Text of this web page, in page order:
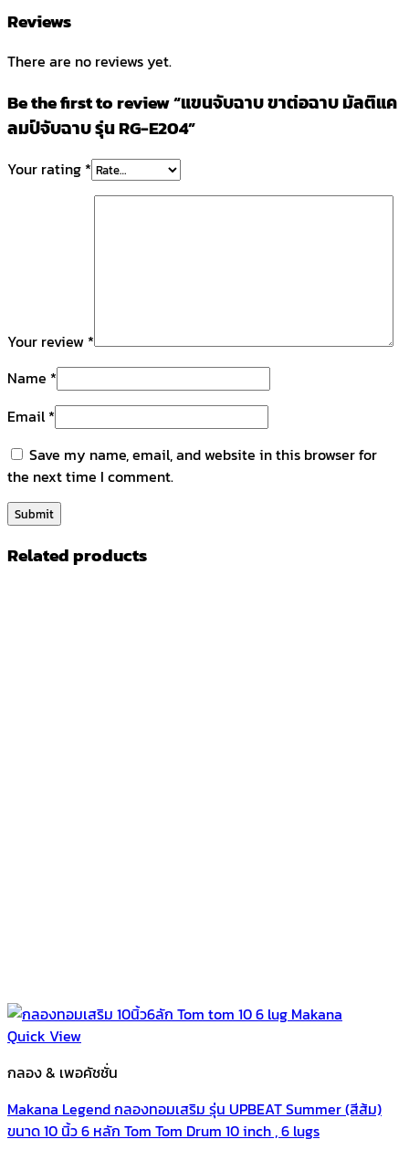
Reviews
There are no reviews yet.
Be the first to review “แขนจับฉาบ ขาต่อฉาบ มัลติแค
ลมป์จับฉาบ รุ่น RG-E204”
Your rating *
Your review *
Name *
Email*
Save my name, email, and website in this browser for
the next time I comment.
Related products
Quick View
กลอง & เพอคัชชั่น
Makana Legend กลองทอมเสริม รุ่น UPBEAT Summer (สีส้ม)
ขนาด 10 นิ้ว 6 หลัก Tom Tom Drum 10 inch , 6 lugs